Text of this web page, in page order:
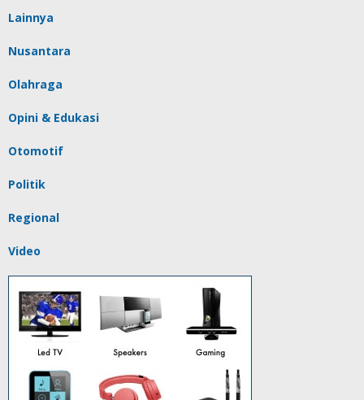
Lainnya
Nusantara
Olahraga
Opini & Edukasi
Otomotif
Politik
Regional
Video